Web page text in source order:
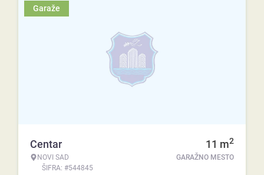
Garaže
Centar
NOVI SAD
ŠIFRA: #544845
11 m2
GARAŽNO MESTO